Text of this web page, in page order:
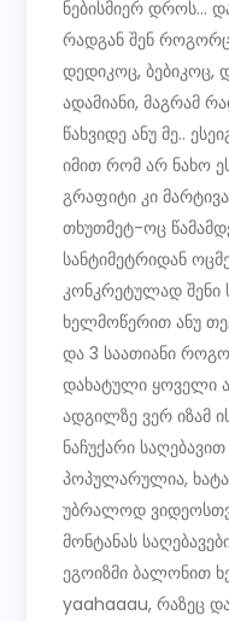
ნებისმიერ დროს…
რადგან შენ
დედიკოც, ბებიკოც,
ადამიანი, მაგრამ
წახვიდე ანუ მე..
იმით რომ არ ნახო
გრაფიტი კი
თხუთმეტ-ოც
სანტიმეტრიდან
კონკრეტულად შენი
ხელმოწერით ანუ
და 3 საათიანი
დახატული ყოველი
ადგილზე ვერ იზამ
ნაჩუქარი
პოპულარულია,
უბრალოდ
მონტანას
ეგოიზმი ბალონით
yaahaaau, რაზეც